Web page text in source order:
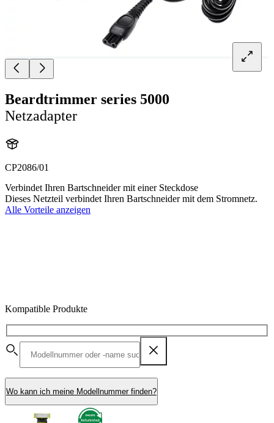
Beardtrimmer series 5000
Netzadapter
CP2086/01
Verbindet Ihren Bartschneider mit einer Steckdose
Dieses Netzteil verbindet Ihren Bartschneider mit dem Stromnetz.
Alle Vorteile anzeigen
Kompatible Produkte
Wo kann ich meine Modellnummer finden?